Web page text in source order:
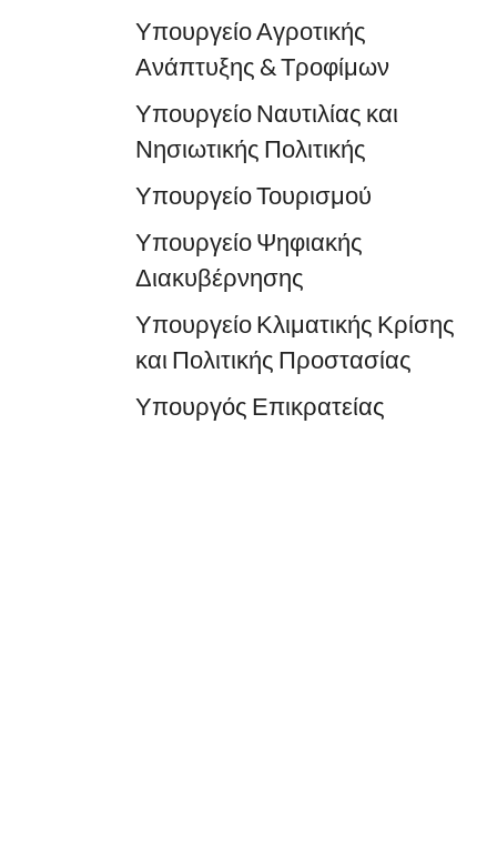
Υπουργείο Αγροτικής
Ανάπτυξης & Τροφίμων
Υπουργείο Ναυτιλίας και
Νησιωτικής Πολιτικής
Υπουργείο Τουρισμού
Υπουργείο Ψηφιακής
Διακυβέρνησης
Υπουργείο Κλιματικής Κρίσης
και Πολιτικής Προστασίας
Υπουργός Επικρατείας